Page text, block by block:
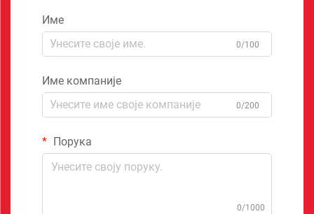
Име
0/100
Име компаније
0/200
Порука
0/1000